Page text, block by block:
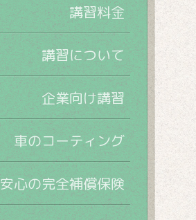
講習料金
講習について
企業向け講習
車のコーティング
安心の完全補償保険